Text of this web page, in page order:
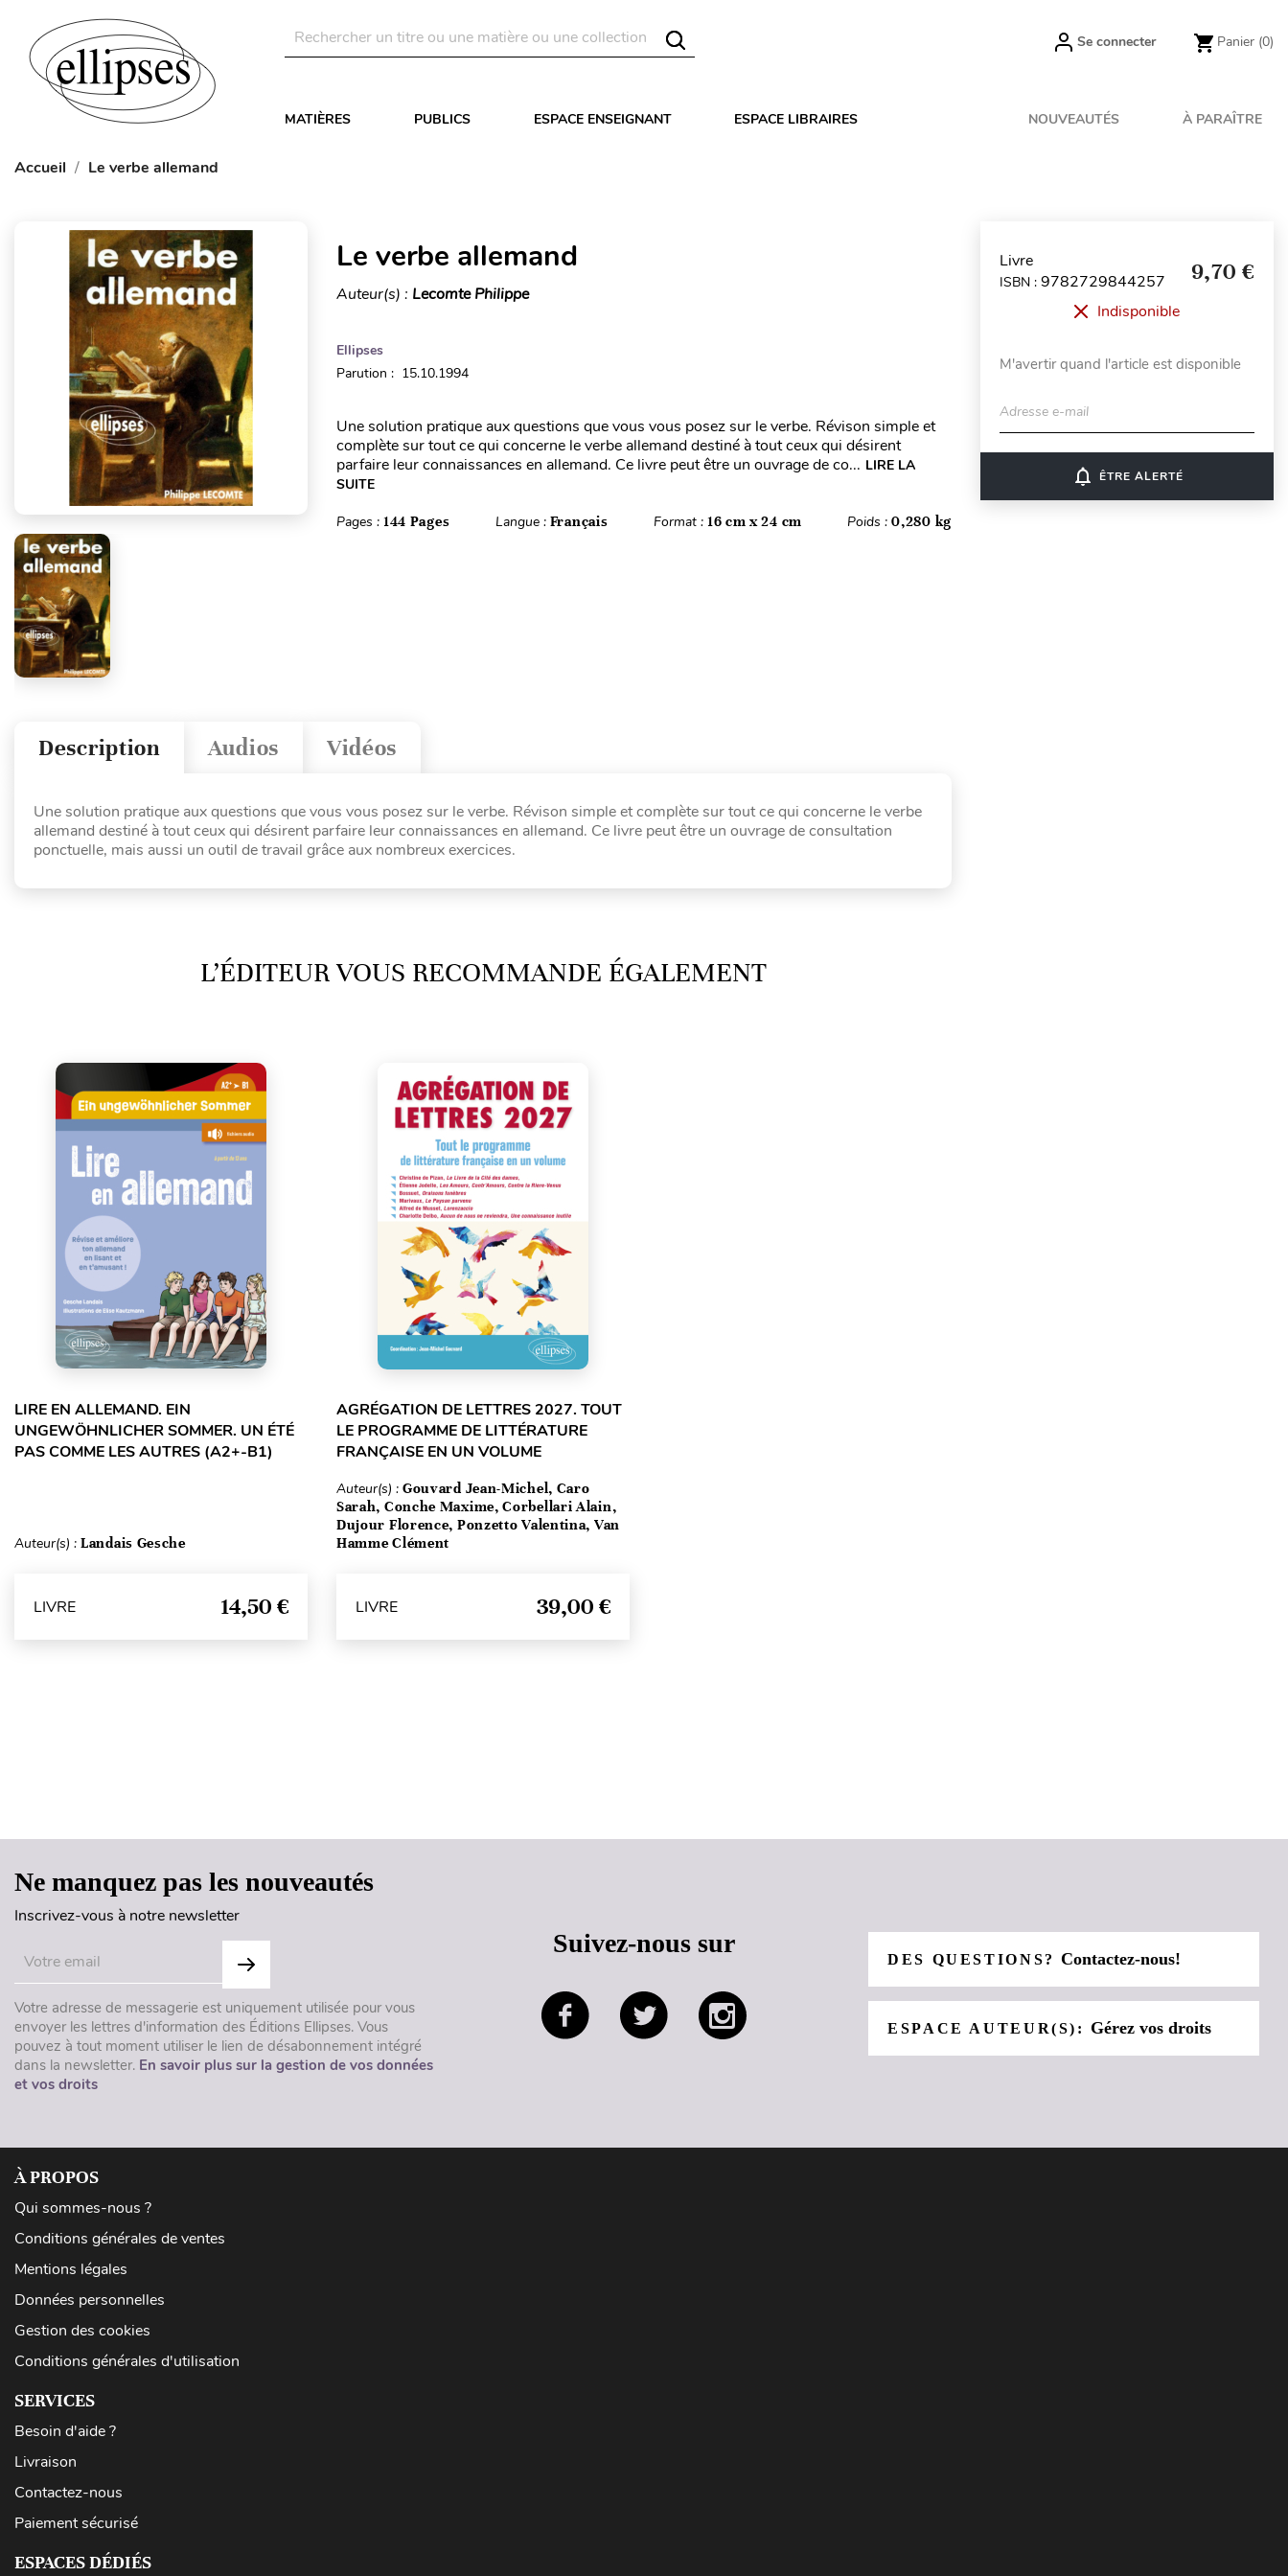
Se connecter Panier (0)
MATIÈRES PUBLICS ESPACE ENSEIGNANT ESPACE LIBRAIRES NOUVEAUTÉS À PARAÎTRE
Accueil Le verbe allemand
Le verbe allemand
Auteur(s) : Lecomte Philippe
Ellipses
Parution : 15.10.1994
Une solution pratique aux questions que vous vous posez sur le verbe. Révison simple et
complète sur tout ce qui concerne le verbe allemand destiné à tout ceux qui désirent
parfaire leur connaissances en allemand. Ce livre peut être un ouvrage de co... LIRE LA
SUITE
Pages : 144 Pages Langue : Français Format : 16 cm x 24 cm Poids :0,280 kg
Vidéos
Audios
Description
Une solution pratique aux questions que vous vous posez sur le verbe. Révison simple et complète sur tout ce qui concerne le verbe
allemand destiné à tout ceux qui désirent parfaire leur connaissances en allemand. Ce livre peut être un ouvrage de consultation
ponctuelle, mais aussi un outil de travail grâce aux nombreux exercices.
L’ÉDITEUR VOUS RECOMMANDE ÉGALEMENT
LIRE EN ALLEMAND. EIN
UNGEWÖHNLICHER SOMMER. UN ÉTÉ
PAS COMME LES AUTRES (A2+-B1)
Auteur(s) : Landais Gesche
LIVRE 14,50 €
AGRÉGATION DE LETTRES 2027. TOUT
LE PROGRAMME DE LITTÉRATURE
FRANÇAISE EN UN VOLUME
Auteur(s) : Gouvard Jean-Michel, Caro
Sarah, Conche Maxime, Corbellari Alain,
Dujour Florence, Ponzetto Valentina, Van
Hamme Clément
LIVRE 39,00 €
Livre
ISBN : 9782729844257 9,70 €
Indisponible
M'avertir quand l'article est disponible
Adresse e-mail
notifications_none ÊTRE ALERTÉ
Ne manquez pas les nouveautés
Inscrivez-vous à notre newsletter
Votre adresse de messagerie est uniquement utilisée pour vous
envoyer les lettres d'information des Éditions Ellipses. Vous
pouvez à tout moment utiliser le lien de désabonnement intégré
dans la newsletter. En savoir plus sur la gestion de vos données
et vos droits
Suivez-nous sur
DES QUESTIONS?Contactez-nous!
ESPACE AUTEUR(S): Gérez vos droits
À PROPOS
Qui sommes-nous ?
Conditions générales de ventes
Mentions légales
Données personnelles
Gestion des cookies
Conditions générales d'utilisation
SERVICES
Besoin d'aide ?
Livraison
Contactez-nous
Paiement sécurisé
ESPACES DÉDIÉS